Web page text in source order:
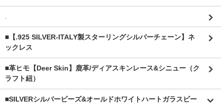
■【.925 SILVER-ITALY製スターリングシルバーチェーン】ネ
ックレス
■革ヒモ【Deer Skin】鹿革/ディアスキンレース&シニュー（ク
ラフト紐）
■SILVERシルバービーズ&オールドホワイトハートガラスビー